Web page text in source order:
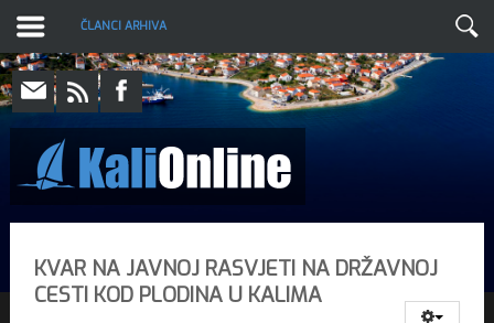
ČLANCI ARHIVA
KVAR NA JAVNOJ RASVJETI NA DRŽAVNOJ
CESTI KOD PLODINA U KALIMA